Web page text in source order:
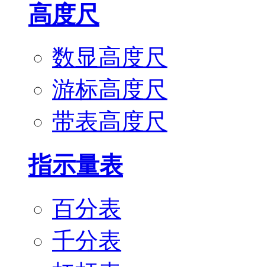
高度尺
数显高度尺
游标高度尺
带表高度尺
指示量表
百分表
千分表